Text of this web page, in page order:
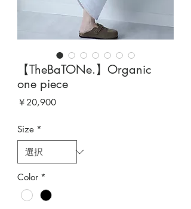
【TheBaTONe.】Organic
one piece
￥20,900価
Size *
Color *